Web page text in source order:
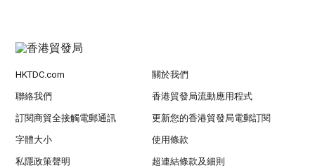
HKTDC.com 關於我們
聯絡我們 香港貿發局流動應用程式
訂閱商貿全接觸電郵通訊 更新您的香港貿發局電郵訂閱
字體大小 使用條款
私隱政策聲明 超連結條款及細則